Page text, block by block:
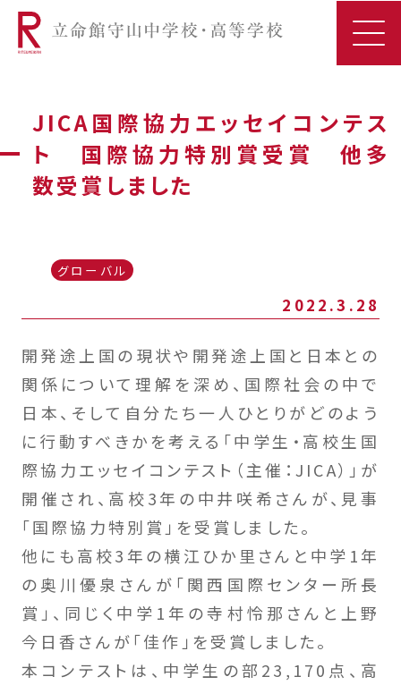
JICA国際協力エッセイコンテス
ト 国際協力特別賞受賞 他多
数受賞しました
グローバル
2022.3.28
開発途上国の現状や開発途上国と日本との
関係について理解を深め、国際社会の中で
日本、そして自分たち一人ひとりがどのよう
に行動すべきかを考える「中学生・高校生国
際協力エッセイコンテスト（主催：JICA）」が
開催され、高校3年の中井咲希さんが、見事
「国際協力特別賞」を受賞しました。
他にも高校3年の横江ひか里さんと中学1年
の奥川優泉さんが「関西国際センター所長
賞」、同じく中学1年の寺村怜那さんと上野
今日香さんが「佳作」を受賞しました。
本コンテストは、中学生の部23,170点、高